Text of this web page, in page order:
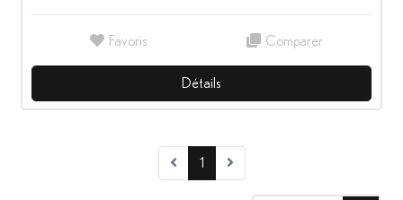
Favoris Comparer
Détails
1 Véhicule suivant